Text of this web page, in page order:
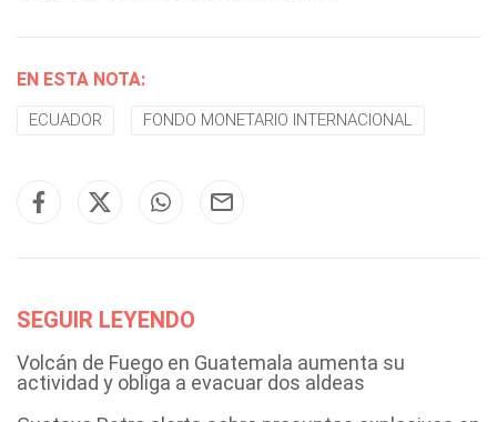
EN ESTA NOTA:
ECUADOR FONDO MONETARIO INTERNACIONAL
SEGUIR LEYENDO
Volcán de Fuego en Guatemala aumenta su
actividad y obliga a evacuar dos aldeas